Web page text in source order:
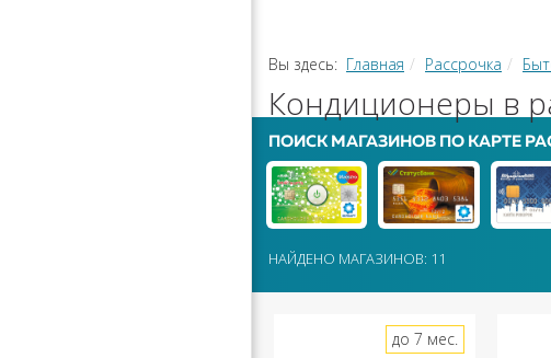
Вы здесь: Главная Рассрочка
Кондиционеры в
ПОИСК МАГАЗИНОВ ПО КАРТЕ
НАЙДЕНО МАГАЗИНОВ: 11
до 7 мес.